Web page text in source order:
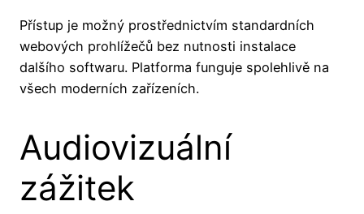
Přístup je možný prostřednictvím standardních
webových prohlížečů bez nutnosti instalace
dalšího softwaru. Platforma funguje spolehlivě na
všech moderních zařízeních.
Audiovizuální
zážitek